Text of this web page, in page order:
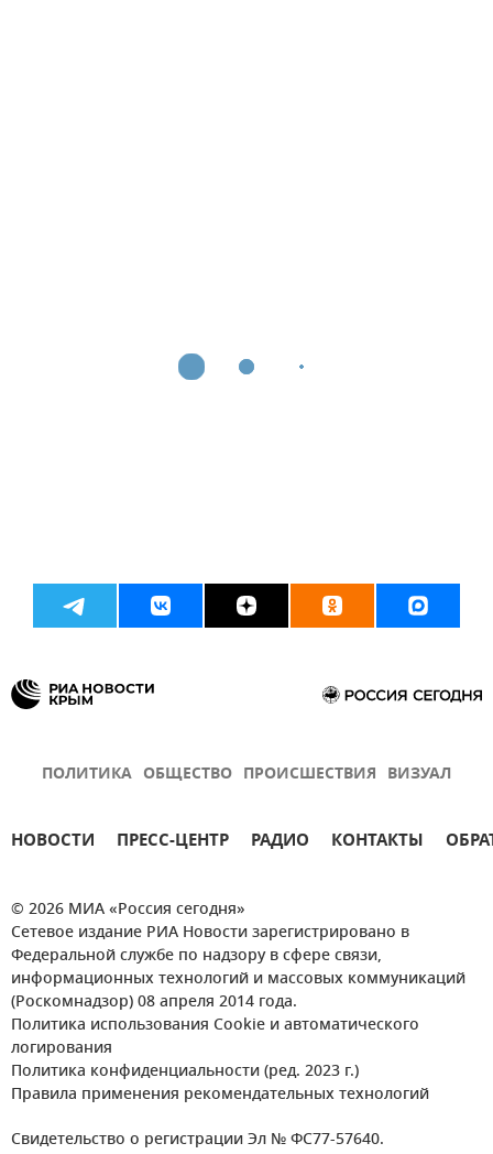
ПОЛИТИКА ОБЩЕСТВО ПРОИСШЕСТВИЯ ВИЗУАЛ
НОВОСТИ ПРЕСС-ЦЕНТР РАДИО КОНТАКТЫ
© 2026 МИА «Россия сегодня»
Сетевое издание РИА Новости зарегистрировано в
Федеральной службе по надзору в сфере связи,
информационных технологий и массовых коммуникаций
(Роскомнадзор) 08 апреля 2014 года.
Политика использования Cookie и автоматического
логирования
Политика конфиденциальности (ред. 2023 г.)
Правила применения рекомендательных технологий
Свидетельство о регистрации Эл № ФС77-57640.